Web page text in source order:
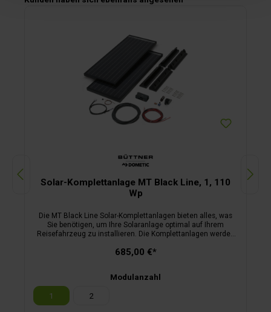
Solar-Komplettanlage MT Black Line, 1, 110
Wp
Die MT Black Line Solar-Komplettanlagen bieten alles, was
Sie benötigen, um Ihre Solaranlage optimal auf Ihrem
Reisefahrzeug zu installieren. Die Komplettanlagen werden
Dachdurchführung aus hochwertigem PUR-Kunststoff
UV-Strahlung geschützt. Die Black Line Solarmodule, die auf
den Spoilerprofilen verschraubt werden, lassen sich
problemlos bei einem Fahrzeugwechsel abnehmen und
wieder installieren. Herzstück der Anlage sind die modernen
685,00 €*
Modulanzahl
1
2